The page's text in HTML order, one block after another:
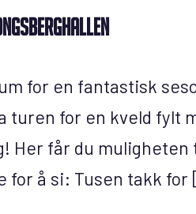
for en fantastisk
turen for en kveld fylt
Her får du muligheten
for å si: Tusen takk